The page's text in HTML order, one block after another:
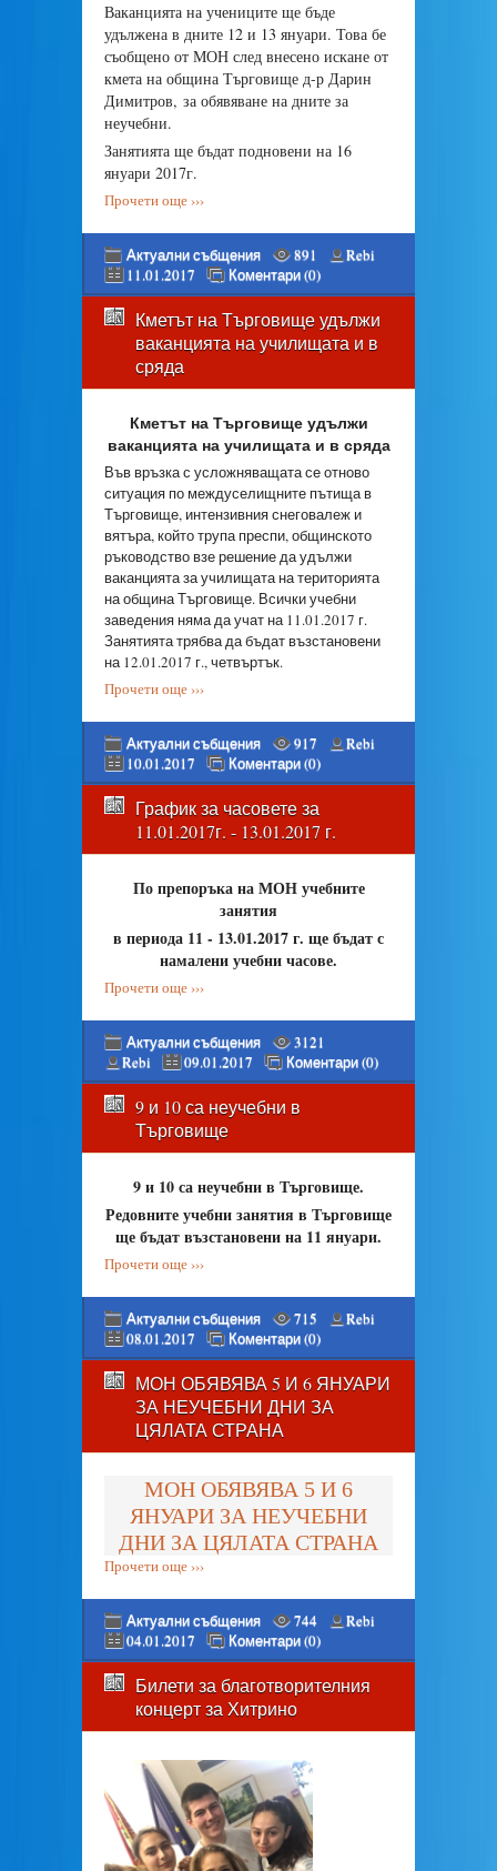
Ваканцията на учениците ще бъде
удължена в дните 12 и 13 януари. Това бе
съобщено от МОН след внесено искане от
кмета на община Търговище д-р Дарин
Димитров, за обявяване на дните за
неучебни.
Занятията ще бъдат подновени на 16
януари 2017г.
Прочети още ›››
Актуални събщения 891
Rebi
11.01.2017
Коментари (0)
Кметът на Търговище удължи
ваканцията на училищата и в
сряда
Кметът на Търговище удължи
ваканцията на училищата и в сряда
Във връзка с усложняващата се отново
ситуация по междуселищните пътища в
Търговище, интензивния снеговалеж и
вятъра, който трупа преспи, общинското
ръководство взе решение да удължи
ваканцията за училищата на територията
на община Търговище. Всички учебни
заведения няма да учат на 11.01.2017 г.
Занятията трябва да бъдат възстановени
на 12.01.2017 г., четвъртък.
Прочети още ›››
Актуални събщения 917
Rebi
10.01.2017
Коментари (0)
График за часовете за
11.01.2017г. - 13.01.2017 г.
По препоръка на МОН учебните
занятия
в периода 11 - 13.01.2017 г. ще бъдат с
намалени учебни часове.
Прочети още ›››
Актуални събщения
3121
Rebi
09.01.2017 Коментари (0)
9 и 10 са неучебни в
Търговище
9 и 10 са неучебни в Търговище.
Редовните учебни занятия в Търговище
ще бъдат възстановени на 11 януари.
Прочети още ›››
Актуални събщения 715
Rebi
08.01.2017
Коментари (0)
МОН ОБЯВЯВА 5 И 6 ЯНУАРИ
ЗА НЕУЧЕБНИ ДНИ ЗА
ЦЯЛАТА СТРАНА
МОН ОБЯВЯВА 5 И 6
ЯНУАРИ ЗА НЕУЧЕБНИ
ДНИ ЗА ЦЯЛАТА СТРАНА
Прочети още ›››
Актуални събщения 744
Rebi
04.01.2017
Коментари (0)
Билети за благотворителния
концерт за Хитрино